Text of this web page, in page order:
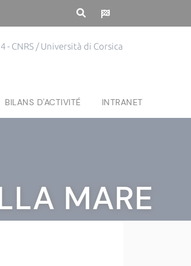
- CNRS / Università di Corsica
BILANS D'ACTIVITÉ INTRANET
MARE